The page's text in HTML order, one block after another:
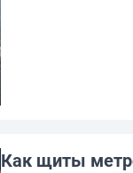
Как щиты